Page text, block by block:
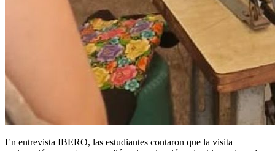
En entrevista IBERO, las estudiantes contaron que la visita